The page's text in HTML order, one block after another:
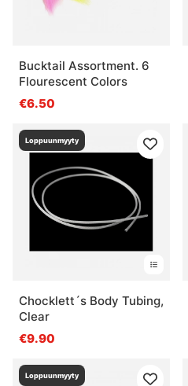
Bucktail Assortment. 6
Flourescent Colors
€6.50
Loppuunmyyty
Chocklett´s Body Tubing,
Clear
€9.90
Loppuunmyyty